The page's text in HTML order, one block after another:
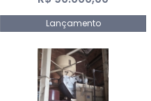
Lançamento